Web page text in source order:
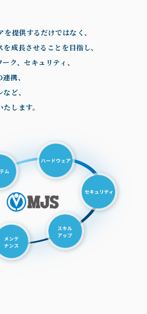
提供するだけではなく、
成長させることを目指し、
ク、セキュリティ、
携、
ど、
します。